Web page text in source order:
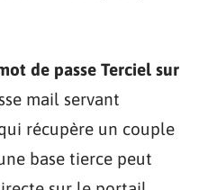
de passe Terciel sur
mail servant
récupère un couple
base tierce peut